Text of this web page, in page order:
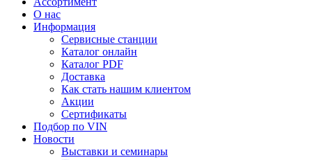
О нас
Информация
Сервисные станции
Каталог онлайн
Каталог PDF
Доставка
Как стать нашим клиентом
Акции
Сертификаты
Подбор по VIN
Новости
Выставки и семинары